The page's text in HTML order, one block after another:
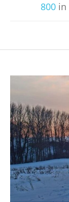
800in